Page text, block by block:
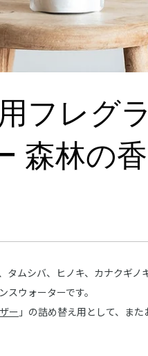
フレグ
森林の
タムシバ、ヒノキ、カナクギノ
ウォーターです。
ー 」の詰め替え用として、ま